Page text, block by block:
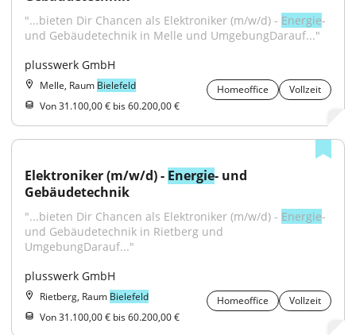
"...bieten Dir Chancen als Elektroniker (m/w/d) - Energie-
und Gebäudetechnik in Melle und UmgebungDarauf..."
plusswerk GmbH
Melle, Raum Bielefeld Homeoffice
Vollzeit
Von 31.100,00 € bis 60.200,00 €
Elektroniker (m/w/d) - Energie- und
Gebäudetechnik
"...bieten Dir Chancen als Elektroniker (m/w/d) - Energie-
und Gebäudetechnik in Rietberg und
UmgebungDarauf..."
plusswerk GmbH
Rietberg, Raum Bielefeld Homeoffice
Vollzeit
Von 31.100,00 € bis 60.200,00 €